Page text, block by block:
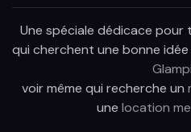
Une spéciale dédicace
qui cherchent une bonne idée
voir même qui recherche un
une location